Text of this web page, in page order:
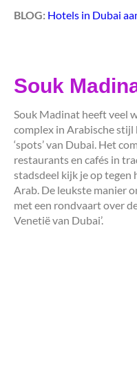
BLOG: Hotels in Dubai
Souk
Souk Madinat heeft veel
complex in Arabische
‘spots’ van Dubai. Het
restaurants en cafés in
stadsdeel kijk je op
Arab. De leukste manier
met een rondvaart over
Venetië van Dubai’.